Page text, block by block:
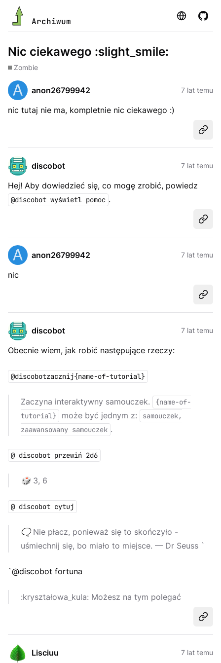
Archiwum Strona
Nic ciekawego :slight_smile:
Zombie
anon26799942 7 lat temu
nic tutaj nie ma, kompletnie nic ciekawego :)
discobot 7 lat temu
Hej! Aby dowiedzieć się, co mogę zrobić, powiedz
@discobot wyświetl pomoc .
anon26799942 7 lat temu
nic
discobot 7 lat temu
Obecnie wiem, jak robić następujące rzeczy:
@discobotzacznij{name-of-tutorial}
Zaczyna interaktywny samouczek.
{name-of-
tutorial}
może być jednym z:
samouczek,
zaawansowany samouczek .
@ discobot przewiń 2d6
🎲 3, 6
@ discobot cytuj
🗨️ Nie płacz, ponieważ się to skończyło -
uśmiechnij się, bo miało to miejsce. — Dr Seuss `
`@discobot fortuna
:kryształowa_kula: Możesz na tym polegać
Lisciuu 7 lat temu